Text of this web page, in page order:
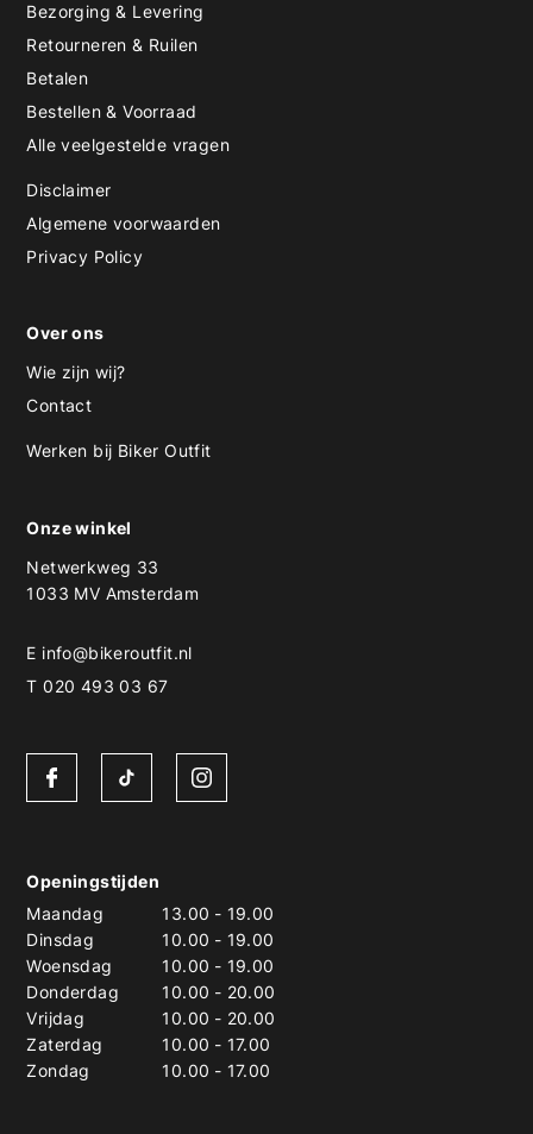
Bezorging & Levering
Retourneren & Ruilen
Betalen
Bestellen & Voorraad
Alle veelgestelde vragen
Disclaimer
Algemene voorwaarden
Privacy Policy
Over ons
Wie zijn wij?
Contact
Werken bij Biker Outfit
Onze winkel
Netwerkweg 33
1033 MV Amsterdam
E info@bikeroutfit.nl
T 020 493 03 67
Openingstijden
Maandag
13.00 - 19.00
Dinsdag
10.00 - 19.00
Woensdag
10.00 - 19.00
Donderdag
10.00 - 20.00
Vrijdag
10.00 - 20.00
Zaterdag
10.00 - 17.00
Zondag
10.00 - 17.00